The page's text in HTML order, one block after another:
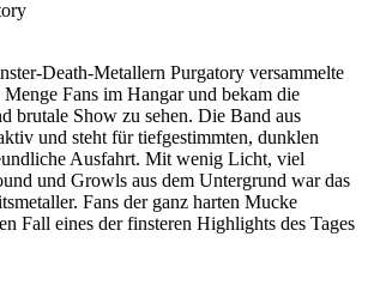
Death-Metallern Purgatory versammelte
Menge Fans im Hangar und bekam die
brutale Show zu sehen. Die Band aus
und steht für tiefgestimmten, dunklen
Ausfahrt. Mit wenig Licht, viel
und Growls aus dem Untergrund war das
Fans der ganz harten Mucke
Fall eines der finsteren Highlights des Tages